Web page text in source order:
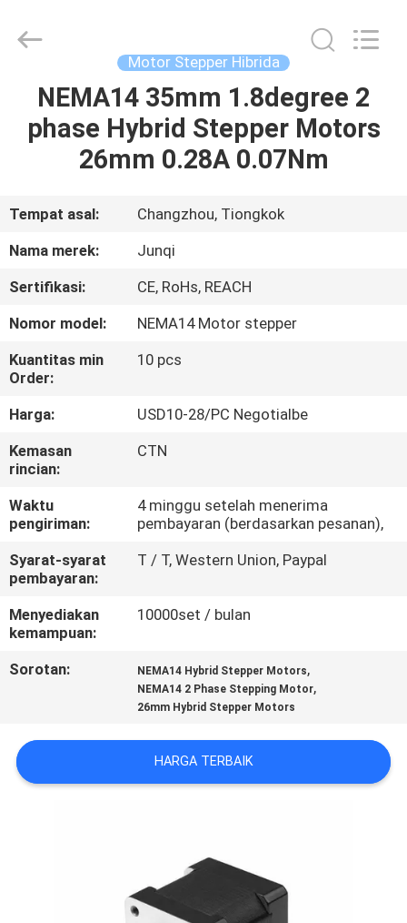
RUMAH
PRODUK
TENTANG
KAMI
TUR
PABRIK
KONTROL
KUALITAS
HUBUNGI
KAMI
BERITA
PERMINTAAN
PENAWARAN
KEBIJAKAN
International
Trade
Motor Stepper Hibrida
NEMA14 35mm 1.8degree 2
phase Hybrid Stepper Motors
26mm 0.28A 0.07Nm
Tempat asal:
Changzhou, Tiongkok
Nama merek:
Junqi
Sertifikasi:
CE, RoHs, REACH
Nomor model:
NEMA14 Motor stepper
Kuantitas min
Order:
10 pcs
Harga:
USD10-28/PC Negotialbe
Kemasan
rincian:
CTN
Waktu
pengiriman:
4 minggu setelah menerima
pembayaran (berdasarkan pesanan),
Syarat-syarat
pembayaran:
T / T, Western Union, Paypal
Menyediakan
kemampuan:
10000set / bulan
Sorotan: NEMA14 Hybrid Stepper Motors,
NEMA14 2 Phase Stepping Motor,
26mm Hybrid Stepper Motors
HARGA TERBAIK